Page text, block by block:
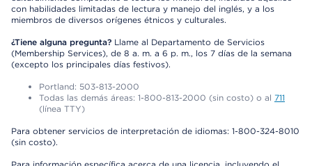
con habilidades limitadas de lectura y manejo del inglés, y a los
miembros de diversos orígenes étnicos y culturales.
¿Tiene alguna pregunta? Llame al Departamento de Servicios
(Membership Services), de 8 a. m. a 6 p. m., los 7 días de la semana
(excepto los principales días festivos).
Portland: 503-813-2000
Todas las demás áreas: 1-800-813-2000 (sin costo) o al 711
(línea TTY)
Para obtener servicios de interpretación de idiomas: 1-800-324-8010
(sin costo).